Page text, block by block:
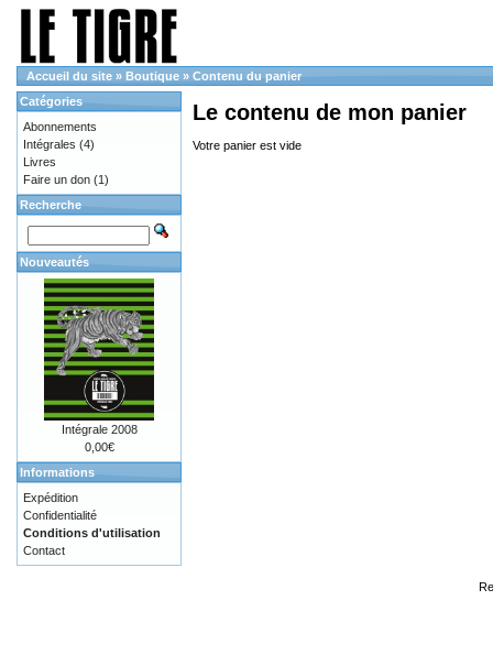
Accueil du site » Boutique » Contenu du panier
Le contenu de mon panier
Votre panier est vide
Catégories
Abonnements
Intégrales (4)
Livres
Faire un don (1)
Recherche
Nouveautés
Intégrale 2008
0,00€
Informations
Expédition
Confidentialité
Conditions d'utilisation
Contact